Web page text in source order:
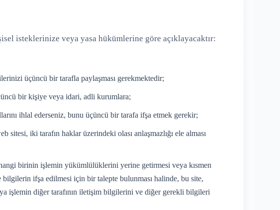
isteklerinize veya yasa hükümlerine göre açıklayacaktır:
üçüncü bir tarafla paylaşması gerekmektedir;
bir kişiye veya idari, adli kurumlara;
ihlal ederseniz, bunu üçüncü bir tarafa ifşa etmek gerekir;
iki tarafın haklar üzerindeki olası anlaşmazlığı ele alması
birinin işlemin yükümlülüklerini yerine getirmesi veya kısmen
ifşa edilmesi için bir talepte bulunması halinde, bu site,
işlemin diğer tarafının iletişim bilgilerini ve diğer gerekli bilgileri